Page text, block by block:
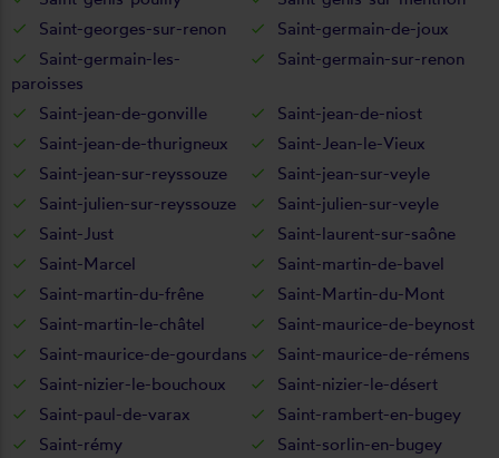
Saint-georges-sur-renon
Saint-germain-de-joux
Saint-germain-les-
paroisses
Saint-germain-sur-renon
Saint-jean-de-gonville
Saint-jean-de-niost
Saint-jean-de-thurigneux
Saint-Jean-le-Vieux
Saint-jean-sur-reyssouze
Saint-jean-sur-veyle
Saint-julien-sur-reyssouze
Saint-julien-sur-veyle
Saint-Just
Saint-laurent-sur-saône
Saint-Marcel
Saint-martin-de-bavel
Saint-martin-du-frêne
Saint-Martin-du-Mont
Saint-martin-le-châtel
Saint-maurice-de-beynost
Saint-maurice-de-gourdans
Saint-maurice-de-rémens
Saint-nizier-le-bouchoux
Saint-nizier-le-désert
Saint-paul-de-varax
Saint-rambert-en-bugey
Saint-rémy
Saint-sorlin-en-bugey